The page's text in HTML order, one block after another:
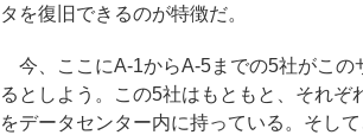
タを復旧できるのが特徴だ。
今、ここにA-1からA-5までの5社がこの
るとしよう。この5社はもともと、それぞ
をデータセンター内に持っている。そし